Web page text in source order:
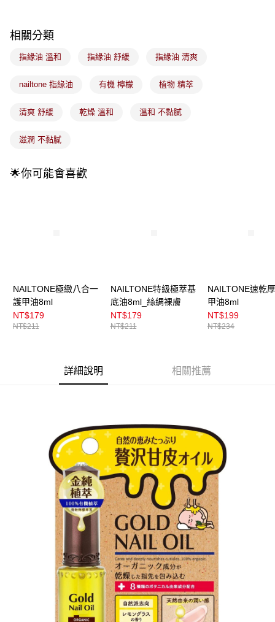
3.實際核准額度、可分期數及費用金額請依後續交易確認頁面所載為準。
4.訂單成立30分鐘內，如未前往確認交易或遇審核未通過，訂單將自動取
消。如遇「轉專審核」未通過狀況，表示未達大哥付你分期系統評分，恕無
1.分期款項不併入電信帳單，「大哥付你分期」於每月結算日後寄送繳費提
2.透過簡訊連結打開帳單後，可選擇「超商條碼／台灣大直營門市／銀行轉
【注意事項】
買賣價金債權讓與本公司後，依約使用本公司帳單繳交帳款。
全家取貨付款
每筆NT$100，滿NT$899(含以上)免運費
7-11取貨付款
每筆NT$100，滿NT$899(含以上)免運費
每筆NT$100，滿NT$399(含以上)免運費
相關分類
指緣油 溫和 指緣油 舒緩 指緣油 清爽
nailtone 指緣油 有機 檸檬 植物 精萃
清爽 舒緩 乾燥 溫和 溫和 不黏膩
滋潤 不黏膩
🌟你可能會喜歡
NAILTONE極緻八合一
護甲油8ml
NT$179
NT$211
NAILTONE特級極萃基
底油8ml_絲綢裸膚
NT$179
NT$211
NAILTONE速乾
甲油8ml
NT$199
NT$234
詳細說明 相關推薦